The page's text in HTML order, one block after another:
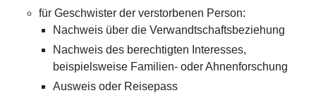
für Geschwister der verstorbenen Person:
Nachweis über die Verwandtschaftsbeziehung
Nachweis des berechtigten Interesses,
beispielsweise Familien- oder Ahnenforschung
Ausweis oder Reisepass